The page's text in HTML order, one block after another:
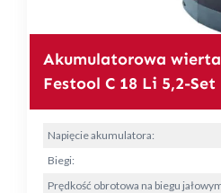
Akumulatorowa
Festool C 18 Li 5,2-Set
Napięcie akumulatora:
Biegi:
Prędkość obrotowa na biegu